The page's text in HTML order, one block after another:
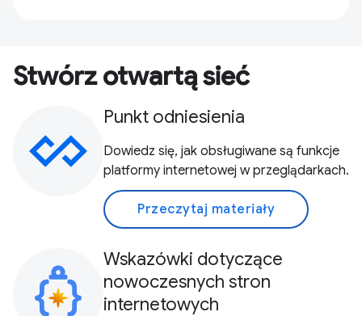
Stwórz otwartą sieć
Punkt odniesienia
Dowiedz się, jak obsługiwane są funkcje
platformy internetowej w przeglądarkach.
Przeczytaj materiały
Wskazówki dotyczące
nowoczesnych stron
internetowych